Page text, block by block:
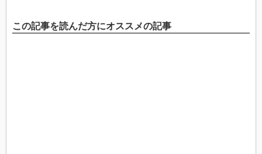
この記事を読んだ方にオススメの記事